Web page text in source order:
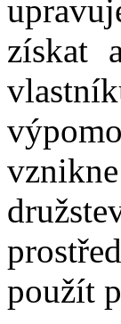
získat
použít